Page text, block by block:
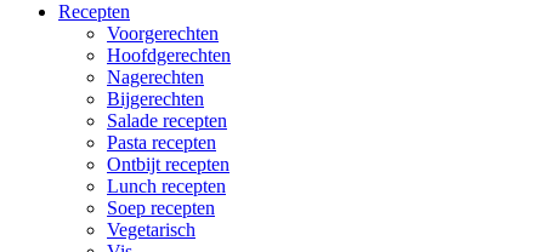
Recepten
Voorgerechten
Hoofdgerechten
Nagerechten
Bijgerechten
Salade recepten
Pasta recepten
Ontbijt recepten
Lunch recepten
Soep recepten
Vegetarisch